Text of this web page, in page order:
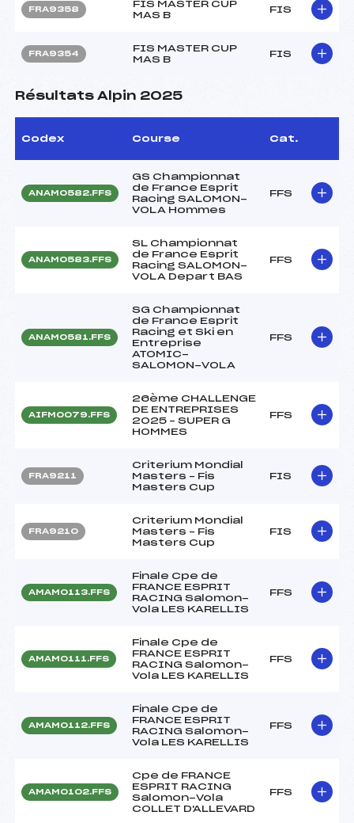
FRA9358
FIS MASTER CUP
MAS B
FIS
FRA9354
FIS MASTER CUP
MAS B
FIS
Résultats Alpin 2025
Codex Course Cat.
ANAM0582.FFS
GS Championnat
de France Esprit
Racing SALOMON-
VOLA Hommes
FFS
ANAM0583.FFS
SL Championnat
de France Esprit
Racing SALOMON-
VOLA Depart BAS
FFS
ANAM0581.FFS
SG Championnat
de France Esprit
Racing et Ski en
Entreprise
ATOMIC-
SALOMON-VOLA
FFS
AIFM0079.FFS
26ème CHALLENGE
DE ENTREPRISES
2025 – SUPER G
HOMMES
FFS
FRA9211
Criterium Mondial
Masters – Fis
Masters Cup
FIS
FRA9210
Criterium Mondial
Masters – Fis
Masters Cup
FIS
AMAM0113.FFS
Finale Cpe de
FRANCE ESPRIT
RACING Salomon-
Vola LES KARELLIS
FFS
AMAM0111.FFS
Finale Cpe de
FRANCE ESPRIT
RACING Salomon-
Vola LES KARELLIS
FFS
AMAM0112.FFS
Finale Cpe de
FRANCE ESPRIT
RACING Salomon-
Vola LES KARELLIS
FFS
AMAM0102.FFS
Cpe de FRANCE
ESPRIT RACING
Salomon-Vola
COLLET D'ALLEVARD
FFS